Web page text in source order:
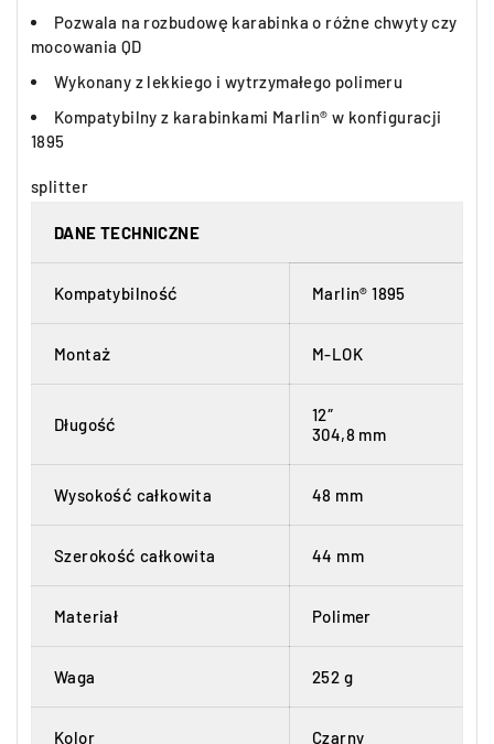
Pozwala na rozbudowę karabinka o różne chwyty czy
mocowania QD
Wykonany z lekkiego i wytrzymałego polimeru
Kompatybilny z karabinkami Marlin® w konfiguracji
1895
splitter
DANE TECHNICZNE
Kompatybilność Marlin® 1895
Montaż M-LOK
Długość
12″
304,8 mm
Wysokość całkowita 48 mm
Szerokość całkowita 44 mm
Materiał Polimer
Waga 252 g
Kolor Czarny